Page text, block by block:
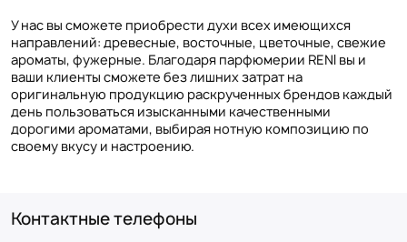
У нас вы сможете приобрести духи всех имеющихся
направлений: древесные, восточные, цветочные, свежие
ароматы, фужерные. Благодаря парфюмерии RENI вы и
ваши клиенты сможете без лишних затрат на
оригинальную продукцию раскрученных брендов каждый
день пользоваться изысканными качественными
дорогими ароматами, выбирая нотную композицию по
своему вкусу и настроению.
Контактные телефоны